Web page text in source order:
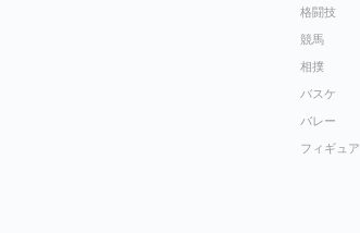
格闘技
競馬
相撲
バスケ
バレー
フィギュア